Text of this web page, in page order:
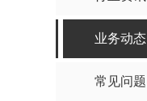
业务动态
常见问题